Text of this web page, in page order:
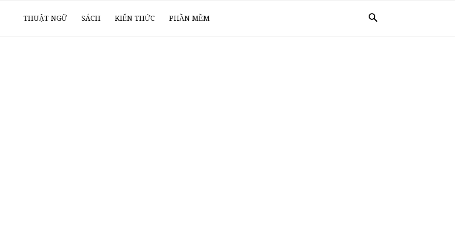
THUẬT NGỮ SÁCH KIẾN THỨC PHẦN MỀM